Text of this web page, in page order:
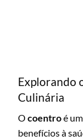
Explorando
Culinária
O coentroé
benefícios à